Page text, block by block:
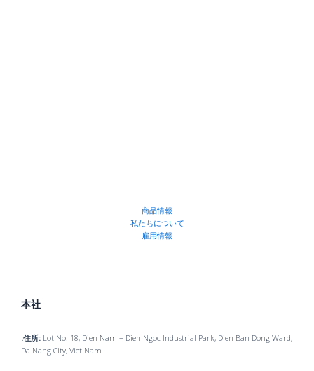
商品情報
私たちについて
雇用情報
本社
.住所: Lot No. 18, Dien Nam – Dien Ngoc Industrial Park, Dien Ban Dong Ward,
Da Nang City, Viet Nam.